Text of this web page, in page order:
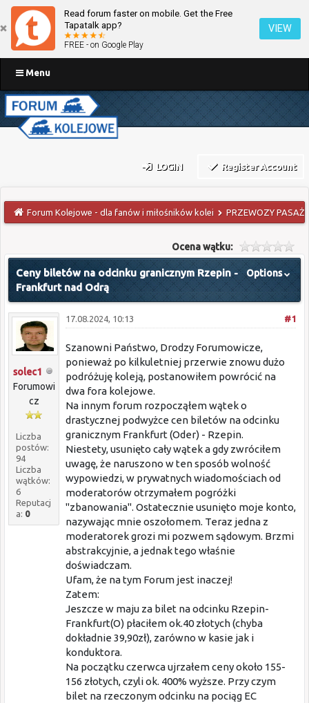
Read forum faster on mobile. Get the Free
Tapatalk app?
FREE - on Google Play
VIEW
Menu
LOGIN Register Account
Forum Kolejowe - dla fanów i miłośników kolei PRZEWOZY
Ocena wątku:
Options
Ceny biletów na odcinku granicznym Rzepin -
Frankfurt nad Odrą
solec1
Forumowi
cz
Liczba
postów:
94
Liczba
wątków:
6
Reputacj
a: 0
#1
17.08.2024, 10:13
Szanowni Państwo, Drodzy Forumowicze,
ponieważ po kilkuletniej przerwie znowu dużo
podróżuję koleją, postanowiłem powrócić na
dwa fora kolejowe.
Na innym forum rozpocząłem wątek o
drastycznej podwyżce cen biletów na odcinku
granicznym Frankfurt (Oder) - Rzepin.
Niestety, usunięto cały wątek a gdy zwróciłem
uwagę, że naruszono w ten sposób wolność
wypowiedzi, w prywatnych wiadomościach od
moderatorów otrzymałem pogróżki
"zbanowania". Ostatecznie usunięto moje konto,
nazywając mnie oszołomem. Teraz jedna z
moderatorek grozi mi pozwem sądowym. Brzmi
abstrakcyjnie, a jednak tego właśnie
doświadczam.
Ufam, że na tym Forum jest inaczej!
Zatem:
Jeszcze w maju za bilet na odcinku Rzepin-
Frankfurt(O) płaciłem ok.40 złotych (chyba
dokładnie 39,90zł), zarówno w kasie jak i
konduktora.
Na początku czerwca ujrzałem ceny około 155-
156 złotych, czyli ok. 400% wyższe. Przy czym
bilet na rzeczonym odcinku na pociąg EC